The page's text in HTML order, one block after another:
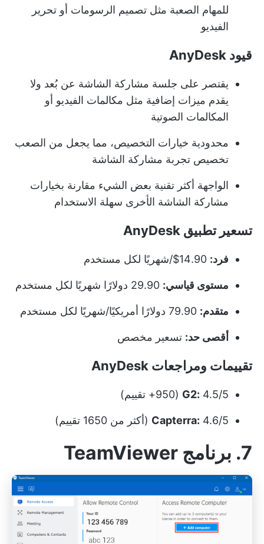
للمهام الصعبة مثل تصميم الرسومات أو تحرير
الفيديو
قيود AnyDesk
يقتصر على جلسة مشاركة الشاشة عن بُعد ولا
يقدم ميزات إضافية مثل مكالمات الفيديو أو
المكالمات الصوتية
محدودية خيارات التخصيص، مما يجعل من الصعب
تخصيص تجربة مشاركة الشاشة
الواجهة أكثر تقنية بعض الشيء مقارنة بخيارات
مشاركة الشاشة الأخرى سهلة الاستخدام
تسعير تطبيق AnyDesk
فرد:
مستوى قياسي:
متقدم:
أقصى حد: تسعير مخصص
تقييمات ومراجعات AnyDesk
G2: 4.5/5 (950+ تقييم)
Capterra: 4.6/5 (أكثر من 1650 تقييم)
7. برنامج TeamViewer